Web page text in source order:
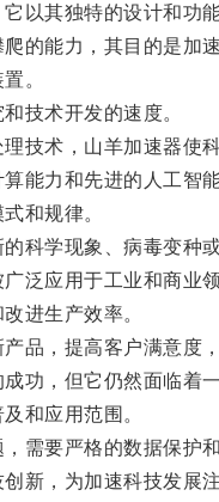
其独特的设计和功能
能力，其目的是加速
。
技术开发的速度。
术，山羊加速器使
力和先进的人工智能
和规律。
学现象、病毒变种或
应用于工业和商业领
进生产效率。
，提高客户满意度，
，但它仍然面临着一
和应用范围。
要严格的数据保护和
，为加速科技发展注